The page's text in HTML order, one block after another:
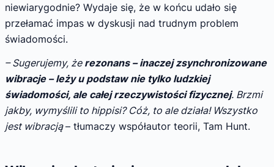
niewiarygodnie? Wydaje się, że w końcu udało się
przełamać impas w dyskusji nad trudnym problem
świadomości.
– Sugerujemy, że rezonans – inaczej zsynchronizowane
wibracje – leży u podstaw nie tylko ludzkiej
świadomości, ale całej rzeczywistości fizycznej. Brzmi
jakby, wymyślili to hippisi? Cóż, to ale działa! Wszystko
jest wibracją– tłumaczy współautor teorii, Tam Hunt.